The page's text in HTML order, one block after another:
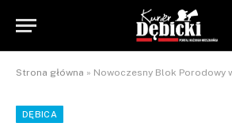
Strona główna » Nowoczesny Blok Porodowy w Dębicy:
DĘBICA